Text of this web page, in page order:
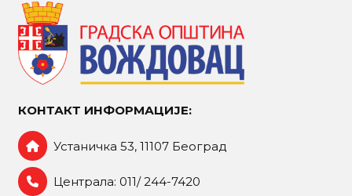
КОНТАКТ ИНФОРМАЦИЈЕ:
Устаничка 53, 11107 Београд
Централа: 011/ 244-7420